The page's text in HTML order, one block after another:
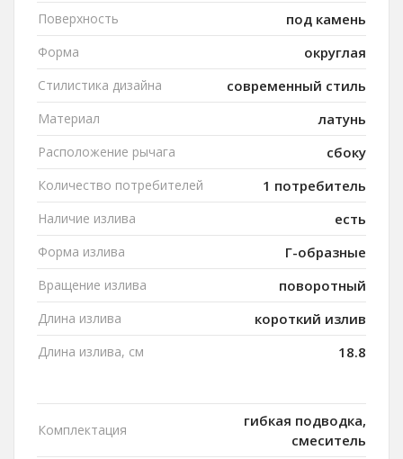
Поверхность под камень
Форма округлая
Стилистика дизайна современный стиль
Материал латунь
Расположение рычага сбоку
Количество потребителей 1 потребитель
Наличие излива есть
Форма излива Г-образные
Вращение излива поворотный
Длина излива короткий излив
Длина излива, см 18.8
Комплектация
гибкая подводка,
смеситель